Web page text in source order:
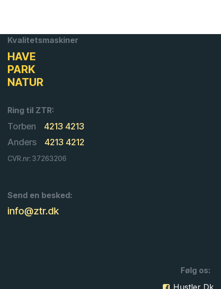
Kvalitetsmaskiner
HAVE
PARK
NATUR
Ring til ZTR:
Torben
4213 4213
Anders
4213 4212
CVR.nr: 37263206
Send en besked:
info@ztr.dk
Følg os:
Hustler Dk